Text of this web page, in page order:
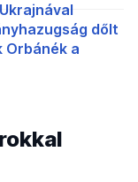
dőlt
Orbánék a